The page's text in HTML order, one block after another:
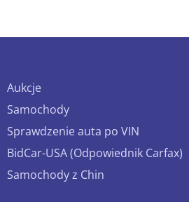
Aukcje
Samochody
Sprawdzenie auta po VIN
BidCar-USA (Odpowiednik Carfax)
Samochody z Chin